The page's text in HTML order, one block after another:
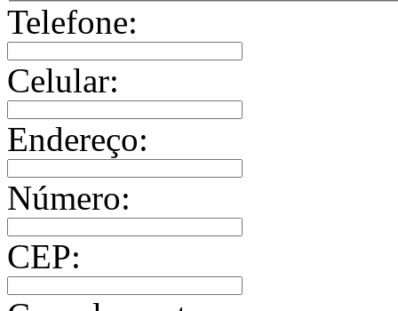
Telefone:
Celular:
Endereço:
Número:
CEP: